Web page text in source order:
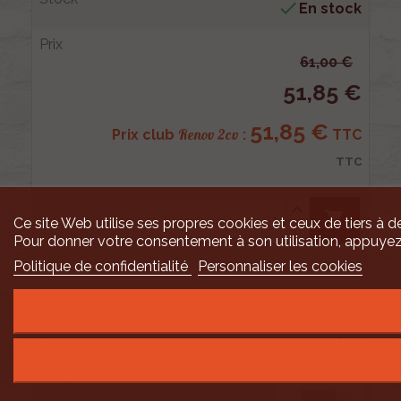
 En stock
61,00 €
51,85 €
Prix club Renov 2cv : 51,85 € TTC
TTC
shopping_cart
000802
Ce site Web utilise ses propres cookies et ceux de tiers à
Pour donner votre consentement à son utilisation,
Politique de confidentialité
Personnaliser les cookies